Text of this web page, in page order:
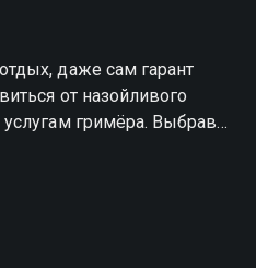
даже сам гарант
от назойливого
гримёра. Выбрав
инкогнито
образа, что подобрал